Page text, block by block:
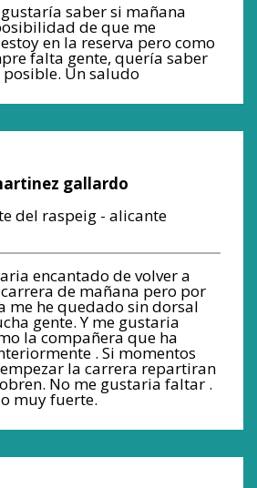
saber si mañana
de que me
en la reserva pero como
falta gente, quería saber
posible. Un saludo
gallardo
del raspeig - alicante
encantado de volver a
de mañana pero por
me he quedado sin dorsal
gente. Y me gustaria
la compañera que ha
. Si momentos
la carrera repartiran
No me gustaria faltar .
muy fuerte.